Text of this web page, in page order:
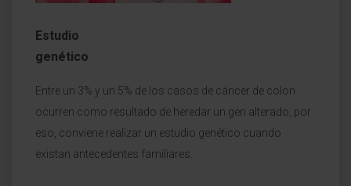
Estudio
genético
Entre un 3% y un 5% de los casos de cáncer de colon
ocurren como resultado de heredar un gen alterado, por
eso, conviene realizar un estudio genético cuando
existan antecedentes familiares.